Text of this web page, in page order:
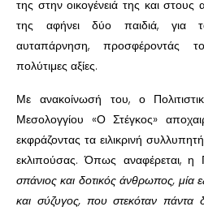
της στην οικογένειά της και
της αφήνει δύο παιδιά, για
αυταπάρνηση, προσφέροντάς
πολύτιμες αξίες.
Με ανακοίνωσή του, ο
Μεσολογγίου «Ο Στέγκος»
εκφράζοντας τα ειλικρινή
εκλιπούσας. Όπως αναφέρεται, η
σπάνιος και δοτικός άνθρωπος, μία
και σύζυγος, που στεκόταν